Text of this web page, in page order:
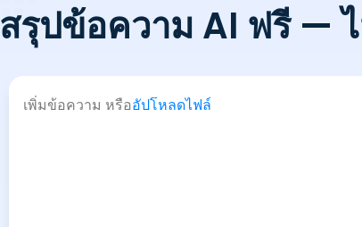
สรุปข้อความ AI ฟรี —
เพิ่มข้อความ หรืออัปโหลดไฟล์